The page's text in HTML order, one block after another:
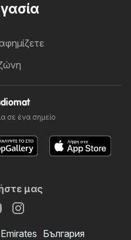
σε ένα σημείο
μας
България